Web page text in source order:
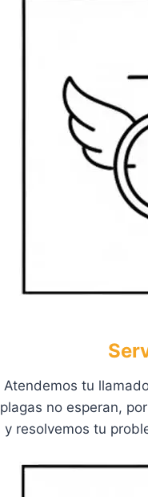
Atendemos tu
plagas no esperan,
y resolvemos tu